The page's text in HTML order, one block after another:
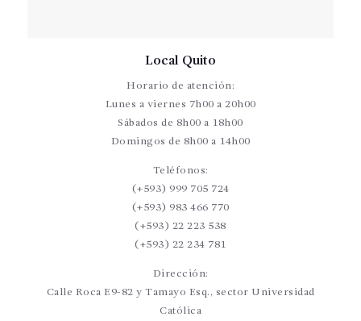
Local Quito
Horario de atención:
Lunes a viernes 7h00 a 20h00
Sábados de 8h00 a 18h00
Domingos de 8h00 a 14h00
Teléfonos:
(+593) 999 705 724
(+593) 983 466 770
(+593) 22 223 538
(+593) 22 234 781
Dirección:
Calle Roca E9-82 y Tamayo Esq., sector Universidad
Católica